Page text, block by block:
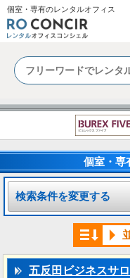
個室・専有のレンタルオフィス
個室・専
検索条件を変更する
五反田ビジネスサ